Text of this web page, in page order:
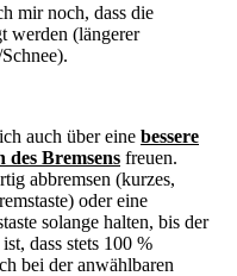
mir noch, dass die
werden (längerer
auch über eine bessere
Bremsens freuen.
abbremsen (kurzes,
oder eine
solange halten, bis der
dass stets 100 %
bei der anwählbaren